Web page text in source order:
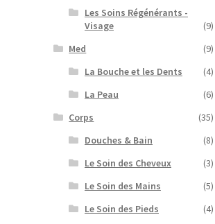
Les Soins Régénérants -
Visage
(9)
Med
(9)
La Bouche et les Dents
(4)
La Peau
(6)
Corps
(35)
Douches & Bain
(8)
Le Soin des Cheveux
(3)
Le Soin des Mains
(5)
Le Soin des Pieds
(4)